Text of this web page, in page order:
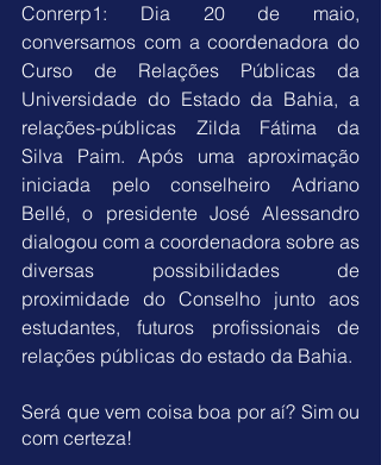
Conrerp1: Dia 20 de maio,
conversamos com a coordenadora do
Curso de Relações Públicas da
Universidade do Estado da Bahia, a
relações-públicas Zilda Fátima da
Silva Paim. Após uma aproximação
iniciada pelo conselheiro Adriano
Bellé, o presidente José Alessandro
dialogou com a coordenadora sobre as
diversas possibilidades de
proximidade do Conselho junto aos
estudantes, futuros profissionais de
relações públicas do estado da Bahia.
Será que vem coisa boa por aí? Sim ou
com certeza!